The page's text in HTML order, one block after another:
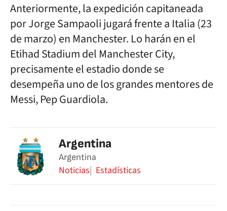
Anteriormente, la expedición capitaneada
por Jorge Sampaoli jugará frente a Italia (23
de marzo) en Manchester. Lo harán en el
Etihad Stadium del Manchester City,
precisamente el estadio donde se
desempeña uno de los grandes mentores de
Messi, Pep Guardiola.
Argentina
Argentina
Noticias Estadísticas